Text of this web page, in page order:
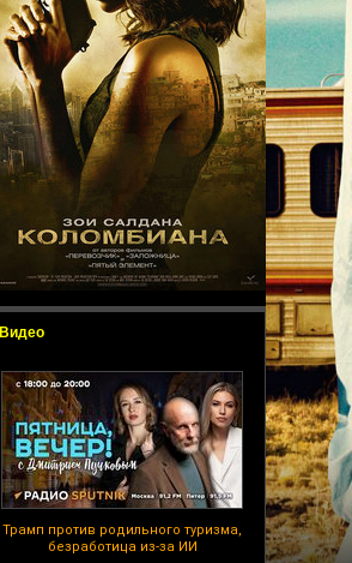
Видео
Трамп против родильного туризма,
безработица из-за ИИ